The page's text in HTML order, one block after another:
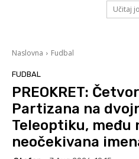
Učitaj